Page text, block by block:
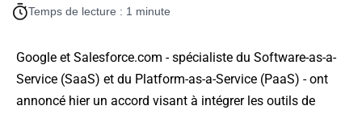
Temps de lecture : 1 minute
Google et Salesforce.com - spécialiste du Software-as-a-
Service (SaaS) et du Platform-as-a-Service (PaaS) - ont
annoncé hier un accord visant à intégrer les outils de